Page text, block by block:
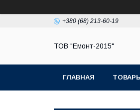
+380 (68) 213-60-19
ТОВ "Емонт-2015"
ГЛАВНАЯ